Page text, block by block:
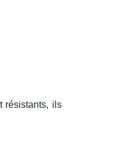
résistants, ils